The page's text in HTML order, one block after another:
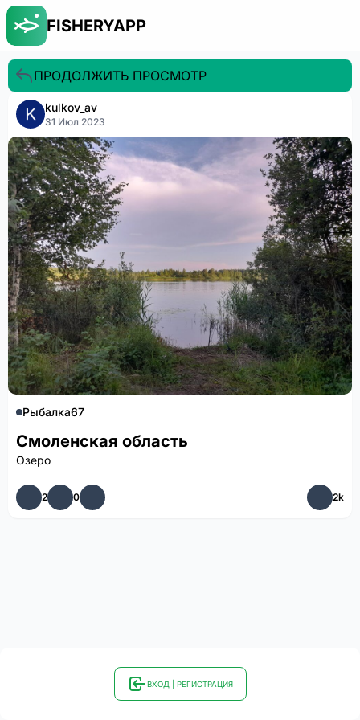
FISHERYAPP
ПРОДОЛЖИТЬ ПРОСМОТР
kulkov_av
31 Июл 2023
Рыбалка67
Смоленская область
Озеро
2 0 2k
ВХОД | РЕГИСТРАЦИЯ